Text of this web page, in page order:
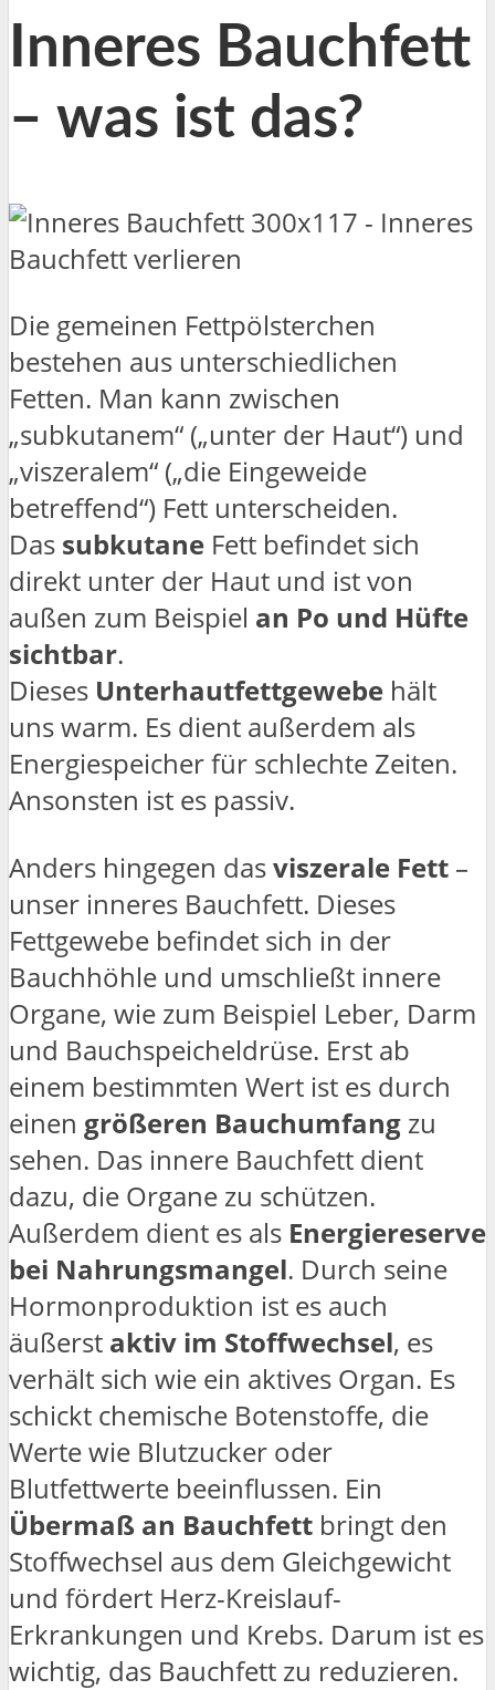
Inneres Bauchfett
– was ist das?
Die gemeinen Fettpölsterchen
bestehen aus unterschiedlichen
Fetten. Man kann zwischen
„subkutanem“ („unter der Haut“) und
„viszeralem“ („die Eingeweide
betreffend“) Fett unterscheiden.
Das subkutane Fett befindet sich
direkt unter der Haut und ist von
außen zum Beispiel an Po und Hüfte
sichtbar.
Dieses Unterhautfettgewebe hält
uns warm. Es dient außerdem als
Energiespeicher für schlechte Zeiten.
Ansonsten ist es passiv.
Anders hingegen dasviszerale Fett –
unser inneres Bauchfett. Dieses
Fettgewebe befindet sich in der
Bauchhöhle und umschließt innere
Organe, wie zum Beispiel Leber, Darm
und Bauchspeicheldrüse. Erst ab
einem bestimmten Wert ist es durch
einen größeren Bauchumfang zu
sehen. Das innere Bauchfett dient
dazu, die Organe zu schützen.
Außerdem dient es als Energiereserve
bei Nahrungsmangel. Durch seine
Hormonproduktion ist es auch
äußerst aktiv im Stoffwechsel, es
verhält sich wie ein aktives Organ. Es
schickt chemische Botenstoffe, die
Werte wie Blutzucker oder
Blutfettwerte beeinflussen. Ein
Übermaß an Bauchfett bringt den
Stoffwechsel aus dem Gleichgewicht
und fördert Herz-Kreislauf-
Erkrankungen und Krebs. Darum ist es
wichtig, das Bauchfett zu reduzieren.